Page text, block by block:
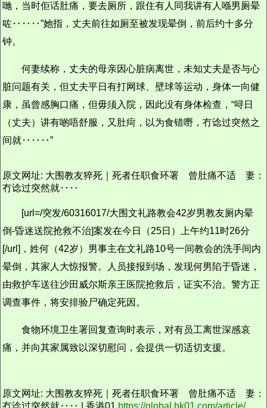
哋，当时佢话肚痛，要去厕所，跟住有人同我讲有人喺男厕晕
咗‥‥‥”她指，丈夫前往如厕至被发现晕倒，前后约十多分
钟。
何妻续称，丈夫的母亲因心脏病离世，未知丈夫是否与心
脏问题有关，但丈夫平日有打网球、壁球等运动，身体一向健
康，虽曾感胸口痛，但毋须入院，因此没有身体检查，“㖊日
（丈夫）讲有啲唔舒服，又肚疴，以为食错嘢，冇谂过突然之
间就‥‥‥”
原文网址: 大围教友猝死｜死者任职食环署 曾肚痛不适 妻：
冇谂过突然就‥‥
[url=/突发/60316017/大围文礼路教会42岁男教友厕内晕
倒-昏迷送院抢救不治]案发在今日（25日）上午约11时26分
[/url]，姓何（42岁）男事主在文礼路10号一间教会的洗手间内
晕倒，其家人大惊报警。人员接报到场，发现何男陷于昏迷，
由救护车送往沙田威尔斯亲王医院抢救后，证实不治。警方正
调查事件，将安排验尸确定死因。
食物环境卫生署回复查询时表示，对有员工离世深感哀
痛，并向其家属致以深切慰问，会提供一切适切支援。
原文网址: 大围教友猝死｜死者任职食环署 曾肚痛不适 妻：
冇谂过突然就‥‥ | 香港01 https://global.hk01.com/article/ ...